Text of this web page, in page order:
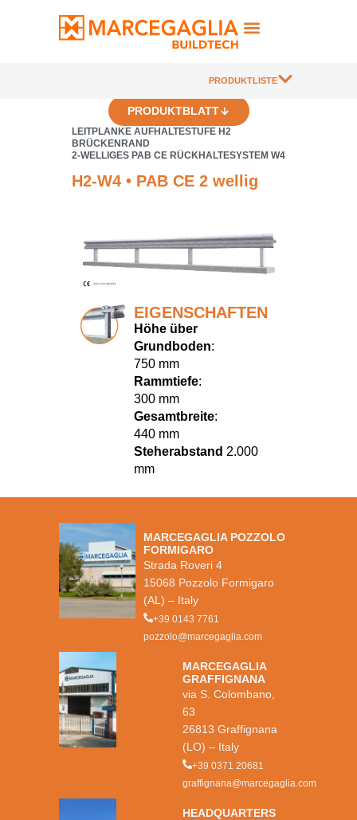
PRODUKTLISTE
LEITPLANKE AUFHALTESTUFE H2
BRÜCKENRAND
2-WELLIGES PAB CE RÜCKHALTESYSTEM W4
PRODUKTBLATT
H2-W4 • PAB CE 2 wellig
EIGENSCHAFTEN
Höhe über
Grundboden:
750 mm
Rammtiefe:
300 mm
Gesamtbreite:
440 mm
Steherabstand 2.000
mm
MARCEGAGLIA POZZOLO
FORMIGARO
Strada Roveri 4
15068 Pozzolo Formigaro
(AL) – Italy
+39 0143 7761
pozzolo@marcegaglia.com
MARCEGAGLIA
GRAFFIGNANA
via S. Colombano,
63
26813 Graffignana
(LO) – Italy
+39 0371 20681
graffignana@marcegaglia.com
HEADQUARTERS